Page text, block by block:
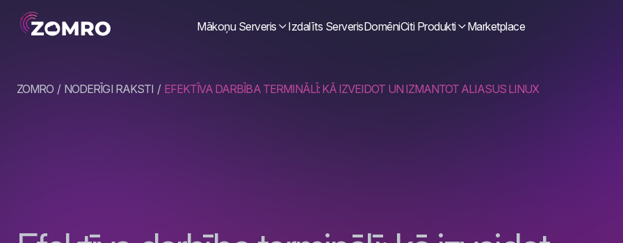
Mākoņu Serveris Izdalīts ServerisDomēniCiti Produkti Marketplace
ZOMRO NODERĪGI RAKSTI EFEKTĪVA DARBĪBA TERMINĀLĪ: KĀ IZVEIDOT UN IZMANTOT ALIASUS LINUX